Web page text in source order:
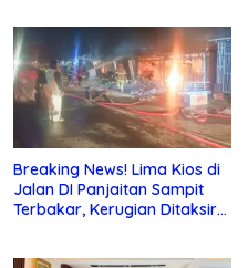
Breaking News! Lima Kios di
Jalan DI Panjaitan Sampit
Terbakar, Kerugian Ditaksir